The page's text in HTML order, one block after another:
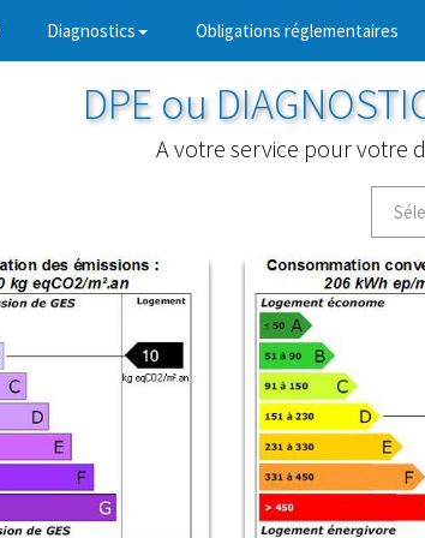
(current)Diagnostics Obligations réglementaires
DPE ou
A votre service pour votre